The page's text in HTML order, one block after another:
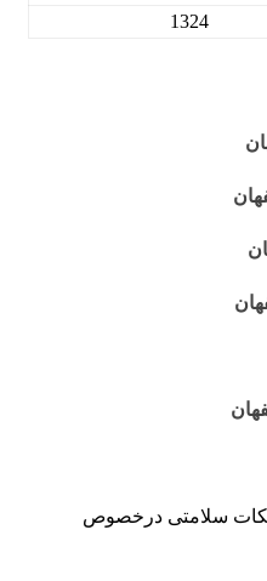
1324
| نکات سلامتی درخصوص